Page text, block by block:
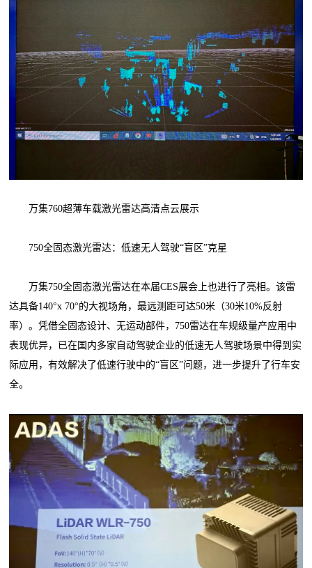
万集760超薄车载激光雷达高清点云展示
750全固态激光雷达：低速无人驾驶“盲区”克星
万集750全固态激光雷达在本届CES展会上也进行了亮相。该雷
达具备140°x 70°的大视场角，最远测距可达50米（30米10%反射
率）。凭借全固态设计、无运动部件，750雷达在车规级量产应用中
表现优异，已在国内多家自动驾驶企业的低速无人驾驶场景中得到实
际应用，有效解决了低速行驶中的“盲区”问题，进一步提升了行车安
全。